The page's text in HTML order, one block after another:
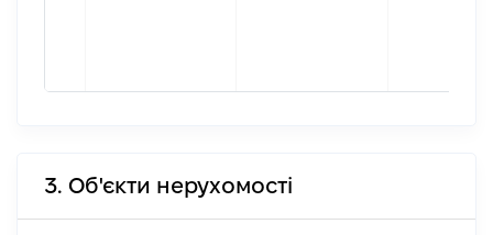
3. Об'єкти нерухомості